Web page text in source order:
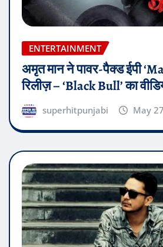
ENTERTAINMENT
अमृत मान ने पावर-पैक्ड ईपी
रिलीज़ – ‘Black Bull’ का
superhitpunjabi May